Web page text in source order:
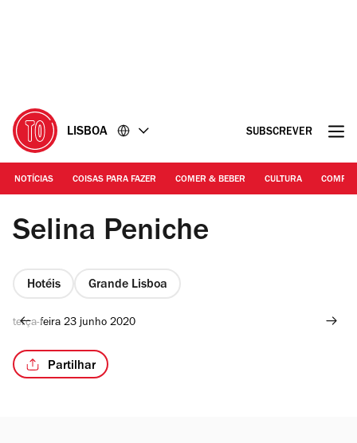
LISBOA SUBSCREVER
NOTÍCIAS COISAS PARA FAZER COMER & BEBER CULTURA
selina peniche
Selina Peniche
Hotéis Grande Lisboa
terça-feira 23 junho 2020
Partilhar